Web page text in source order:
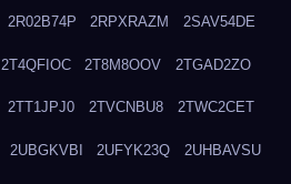
2R02B74P 2RPXRAZM 2SAV54DE
2T4QFIOC 2T8M8OOV 2TGAD2ZO
2TT1JPJ0 2TVCNBU8 2TWC2CET
2UBGKVBI 2UFYK23Q 2UHBAVSU